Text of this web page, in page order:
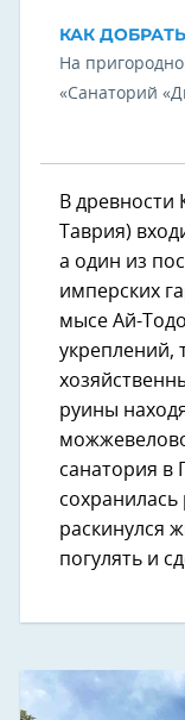
КАК
На
«Санаторий
В древности
Таврия)
а один из
имперских
мысе Ай-
укреплений,
руины
санатория в
сохранилась
раскинулся
погулять и